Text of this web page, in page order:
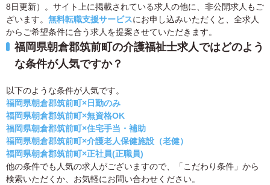
8日更新）。サイト上に掲載されている求人の他に、非公開求人もご
ざいます。 無料転職支援サービスにお申し込みいただくと、全求人
からご希望条件に合う求人を提案させていただきます。
福岡県朝倉郡筑前町の介護福祉士求人ではどのよう
な条件が人気ですか？
以下のような条件が人気です。
福岡県朝倉郡筑前町×日勤のみ
福岡県朝倉郡筑前町×無資格OK
福岡県朝倉郡筑前町×住宅手当・補助
福岡県朝倉郡筑前町×介護老人保健施設（老健）
福岡県朝倉郡筑前町×正社員(正職員)
他の条件でも人気の求人がございますので、「こだわり条件」から
検索いただくか、お気軽にお問い合わせください。